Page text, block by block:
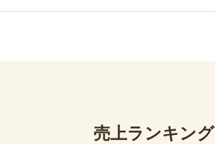
売上ランキング